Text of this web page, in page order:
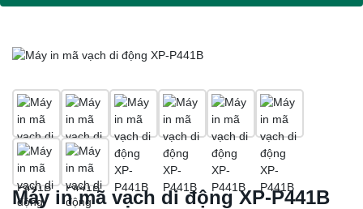
Máy in mã vạch di động XP-P441B